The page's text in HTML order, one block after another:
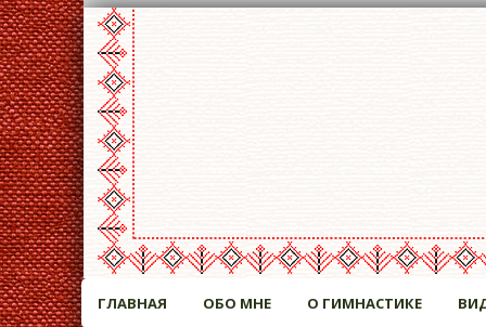
ГЛАВНАЯ ОБО МНЕ О ГИМНАСТИКЕ